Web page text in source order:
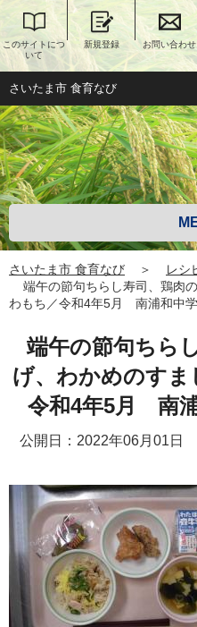
このサイトにつ
いて
新規登録 お問い合わせ
さいたま市 食育なび
さいたま市 食育なび ＞ レシ
端午の節句ちらし寿司、鶏肉
わもち／令和4年5月 南浦和中
端午の節句ちら
げ、わかめのす
令和4年5月 南
公開日：2022年06月01日